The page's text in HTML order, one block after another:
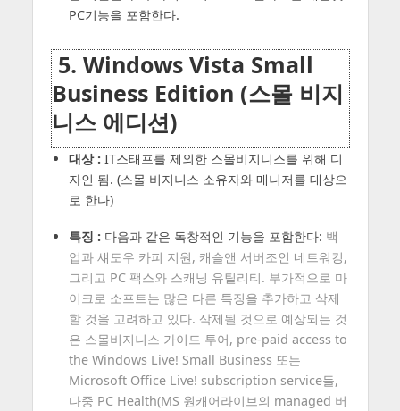
PC기능을 포함한다.
5. Windows Vista Small
Business Edition (스몰 비지
니스 에디션)
대상 : IT스태프를 제외한 스몰비지니스를 위해 디
자인 됨. (스몰 비지니스 소유자와 매니저를 대상으
로 한다)
특징 : 다음과 같은 독창적인 기능을 포함한다: 백
업과 섀도우 카피 지원, 캐슬앤 서버조인 네트워킹,
그리고 PC 팩스와 스캐닝 유틸리티. 부가적으로 마
이크로 소프트는 많은 다른 특징을 추가하고 삭제
할 것을 고려하고 있다. 삭제될 것으로 예상되는 것
은 스몰비지니스 가이드 투어, pre-paid access to
the Windows Live! Small Business 또는
Microsoft Office Live! subscription service들,
다중 PC Health(MS 원캐어라이브의 managed 버